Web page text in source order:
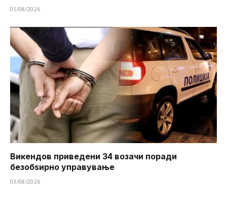
05/08/2026
Викендов приведени 34 возачи поради
безобѕирно управување
03/08/2026